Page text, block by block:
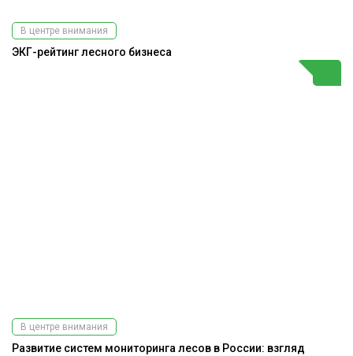
В центре внимания
ЭКГ-рейтинг лесного бизнеса
В центре внимания
Развитие систем мониторинга лесов в России: взгляд